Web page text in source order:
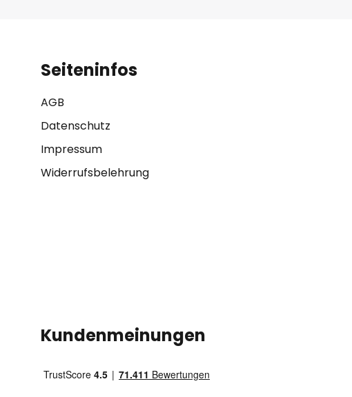
Seiteninfos
AGB
Datenschutz
Impressum
Widerrufsbelehrung
Kundenmeinungen